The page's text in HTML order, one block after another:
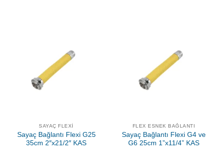
SAYAÇ FLEXI
Sayaç Bağlantı Flexi G25
35cm 2″x21/2″ KAS
FLEX ESNEK BAĞLANTI
Sayaç Bağlantı Flexi G4 ve
G6 25cm 1”x11/4” KAS